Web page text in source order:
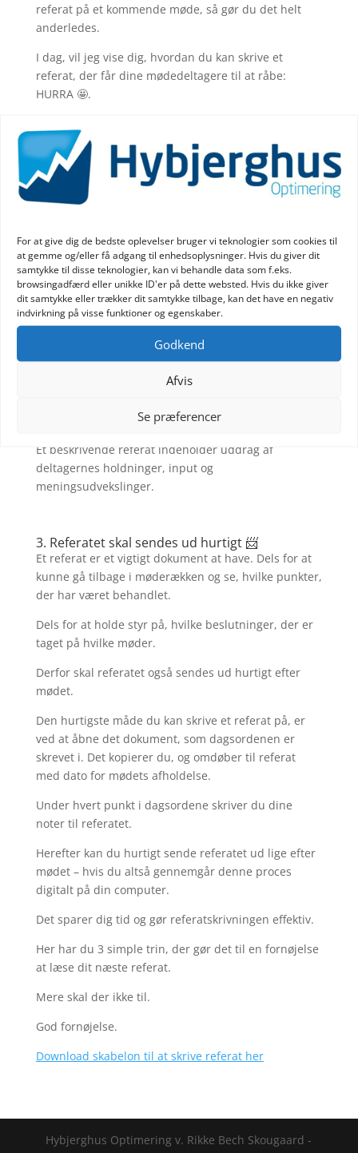
For at give dig de bedste oplevelser bruger vi teknologier som cookies til
at gemme og/eller få adgang til enhedsoplysninger. Hvis du giver dit
samtykke til disse teknologier, kan vi behandle data som f.eks.
browsingadfærd eller unikke ID'er på dette websted. Hvis du ikke giver
dit samtykke eller trækker dit samtykke tilbage, kan det have en negativ
indvirkning på visse funktioner og egenskaber.
Godkend
Afvis
Se præferencer
referat på et kommende møde, så gør du det helt
anderledes.
I dag, vil jeg vise dig, hvordan du kan skrive et
referat, der får dine mødedeltagere til at råbe:
HURRA 🤩.
1. Referatets punkter skal matche dagsordenen
📇
For at få det optimale ud af referatet skal punkterne i
referatet matche punkterne i dagsordenen.
af, hvilke noter, der passer til hvilke dagsorden-
punkter.
2. Hvilken type referat drejer det sig om ✏
beslutningsreferat eller et mere beskrivende referat.
Et beslutningsreferat indeholder kun, hvad der er
ansvarlig kontaktperson til opgaven.
Et beskrivende referat indeholder uddrag af
deltagernes holdninger, input og
meningsudvekslinger.
3. Referatet skal sendes ud hurtigt 📨
Et referat er et vigtigt dokument at have. Dels for at
kunne gå tilbage i møderækken og se, hvilke punkter,
der har været behandlet.
Dels for at holde styr på, hvilke beslutninger, der er
taget på hvilke møder.
Derfor skal referatet også sendes ud hurtigt efter
mødet.
Den hurtigste måde du kan skrive et referat på, er
ved at åbne det dokument, som dagsordenen er
skrevet i. Det kopierer du, og omdøber til referat
med dato for mødets afholdelse.
Under hvert punkt i dagsordene skriver du dine
noter til referatet.
Herefter kan du hurtigt sende referatet ud lige efter
mødet – hvis du altså gennemgår denne proces
digitalt på din computer.
Det sparer dig tid og gør referatskrivningen effektiv.
Her har du 3 simple trin, der gør det til en fornøjelse
at læse dit næste referat.
Mere skal der ikke til.
God fornøjelse.
Download skabelon til at skrive referat her
Hybjerghus Optimering v. Rikke Bech Skougaard -